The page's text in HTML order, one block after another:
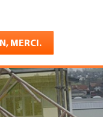
MERCI.